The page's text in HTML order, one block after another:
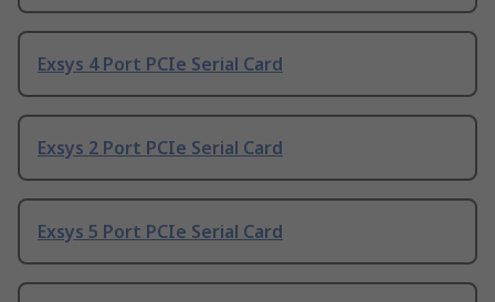
Exsys 4 Port PCIe Serial Card
Exsys 2 Port PCIe Serial Card
Exsys 5 Port PCIe Serial Card